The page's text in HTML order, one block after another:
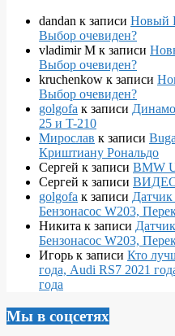
dandan к записи Новый
Выбор очевиден?
vladimir M к записи
Выбор очевиден?
kruchenkow к записи
Выбор очевиден?
golgofa к записи
25 и T-210
Мирослав к записи
Криштиану Рональдо
Сергей к записи BMW
Сергей к записи
golgofa к записи Датчик
Бензонасос W203,
Никита к записи
Бензонасос W203,
Игорь к записи Кто
года, Audi RS7 2021
года
Мы в соцсетях